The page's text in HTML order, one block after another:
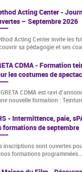
Acting Center - Journées Portes
– Septembre 2026
Acting Center invite les
sa pédagogie et ses
CDMA - Formation
les costumes de
CDMA est ravi
nouvelle formation :
- Intermittence, paie,
formations de septembre
inscriptions sont ouvertes
formations programmées…